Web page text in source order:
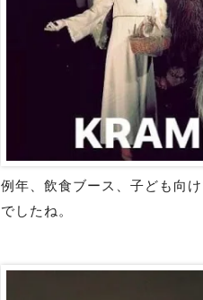
例年、飲食ブース、子ども向
でしたね。